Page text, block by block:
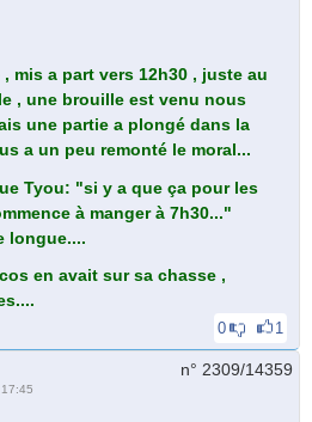
mis a part vers 12h30 , juste au
, une brouille est venu nous
une partie a plongé dans la
a un peu remonté le moral...
Tyou: "si y a que ça pour les
à manger à 7h30..."
longue....
en avait sur sa chasse ,
0 1
n° 2309/14359